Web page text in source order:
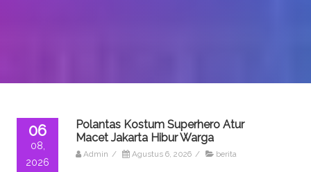
06
08,
2026
Polantas Kostum Superhero Atur
Macet Jakarta Hibur Warga
Admin / Agustus 6, 2026 / berita